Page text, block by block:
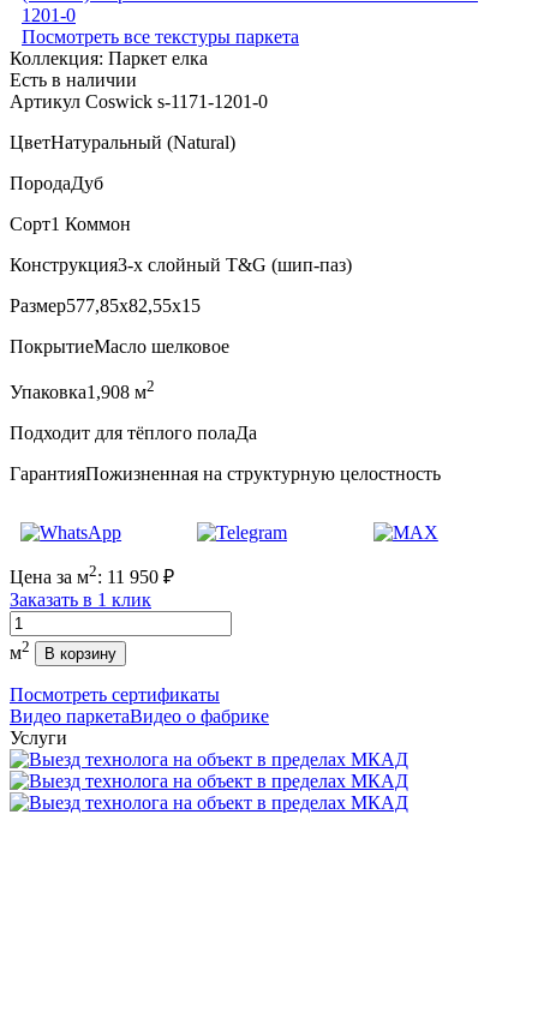
Посмотреть все текстуры паркета
Коллекция: Паркет елка
Есть в наличии
Артикул Coswick s-1171-1201-0
ЦветНатуральный (Natural)
ПородаДуб
Сорт1 Коммон
Конструкция3-х слойный T&G (шип-паз)
Размер577,85x82,55x15
ПокрытиеМасло шелковое
Упаковка1,908 м2
Подходит для тёплого полаДа
ГарантияПожизненная на структурную целостность
Цена за м2: 11 950 ₽
Заказать в 1 клик
Количество
м2 В корзину
Посмотреть сертификаты
Видео паркетаВидео о фабрике
Услуги